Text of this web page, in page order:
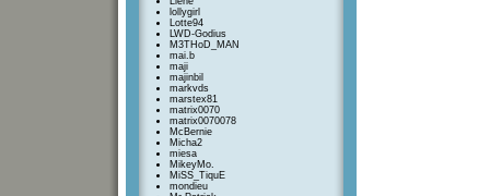
lollygirl
Lotte94
LWD-Godius
M3THoD_MAN
mai.b
maji
majinbil
markvds
marstex81
matrix0070
matrix0070078
McBernie
Micha2
miesa
MikeyMo.
MiSS_TiquE
mondieu